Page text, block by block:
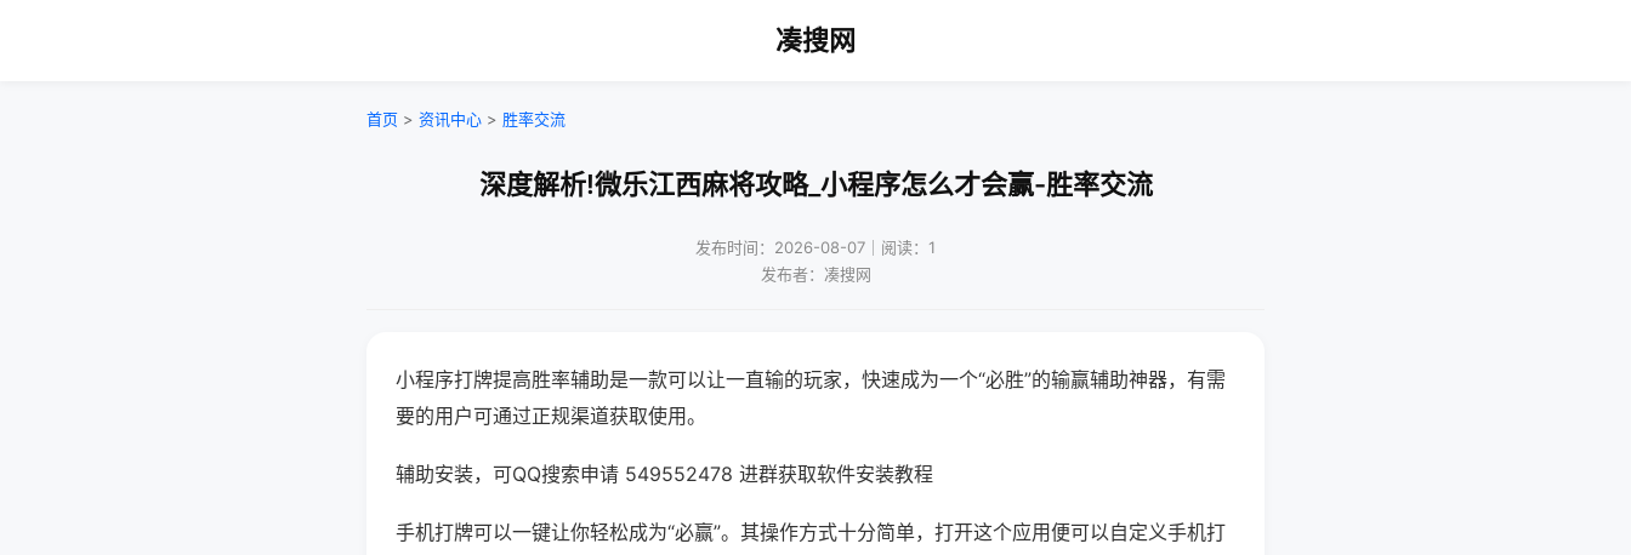
凑搜网
首页 > 资讯中心 > 胜率交流
深度解析!微乐江西麻将攻略_小程序怎么才会赢-胜率交流
发布时间：2026-08-07｜阅读：1
发布者：凑搜网
小程序打牌提高胜率辅助是一款可以让一直输的玩家，快速成为一个“必胜”的输赢辅助神器，有需
要的用户可通过正规渠道获取使用。
辅助安装，可QQ搜索申请 549552478 进群获取软件安装教程
手机打牌可以一键让你轻松成为“必赢”。其操作方式十分简单，打开这个应用便可以自定义手机打